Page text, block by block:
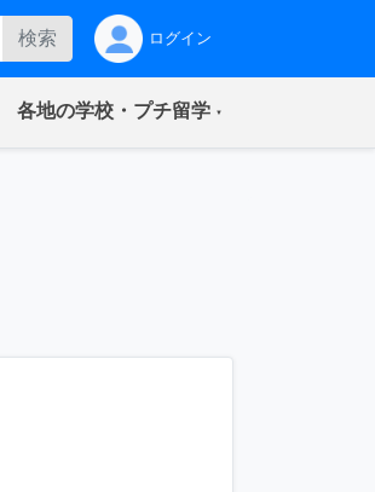
検索 ログイン
各地の学校・プチ留学(current)